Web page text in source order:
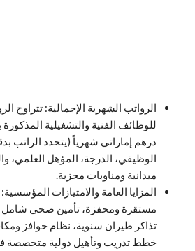
الرواتب الشهرية الإجمالية: تتراوح
درهم إماراتي شهرياً (يتحدد الراتب
الوظيفي، الدرجة، المؤهل العلمي،
ميدانية ومناوبات مجزية.
المزايا العامة والامتيازات
مستقرة ومحفزة، تأمين صحي شامل
تذاكر طيران سنوية، نظام حوافز
خطط تدريب وتأهيل دولية متخصصة